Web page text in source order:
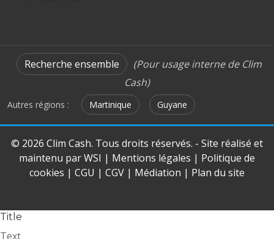
Recherche ensemble
(Pour usage interne de Clim
Cash)
Autres régions : Martinique Guyane
© 2026 Clim Cash. Tous droits réservés. - Site réalisé et
maintenu parWSI | Mentions légales | Politique de
cookies | CGU | CGV | Médiation | Plan du site
Title
Text